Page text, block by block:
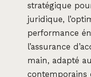
stratégique
juridique,
performance
l’assurance
main, adapté
contemporains